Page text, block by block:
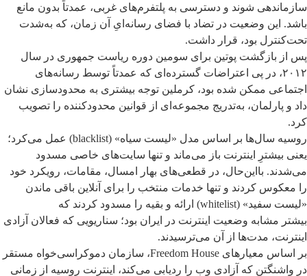
سازماندهی شوند و دسترسی به پلتفرم‌های غربی، عمدتاً بدون مانع
باشد. این وضعیت در تضاد با فضای رسانه‌ایِ آن زمان، که به‌شدت
تحت‌کنترل بود، قرار داشت.
پس از بازگشت پوتین برای سومین دوره ریاست جمهوری در سال
۲۰۱۲، در پی اعتراضات گسترده‌ای که عمدتاً توسط رسانه‌های
اجتماعی ممکن شده بود، کرملین توجه بیشتری به محدودسازی نشان
داد و پارلمان، به‌تدریج مجموعه‌ای از قوانین محدودکننده را تصویب
کرد.
روسیه سال‌ها بر اساس مدل «لیست سیاه» (blacklist) عمل می‌کرد؛
یعنی بیشترِ اینترنت باز می‌ماند و تنها سایت‌های خاصی مسدود
می‌شدند. بااین‌حال، در قطعی‌های بهار امسال، مقامات، رویکرد خود
را معکوس کردند و تنها خدمات منتخب را برای آنلاین باقی ماندن
«لیست سفید» (whitelist) ارائه و بقیه را مسدود کردند که
بیشتر مشابه وضعیت اینترنت در ایران بود؛ سناریویی که فعالان آزادی
اینترنت، مدت‌ها از آن می‌ترسیدند.
بر اساس معیارهای Freedom House، سازمان دموکراسی‌خواه مستقر
در واشنگتن که آزادی وب را ردیابی می‌کند، اینترنت روسیه از زمانی